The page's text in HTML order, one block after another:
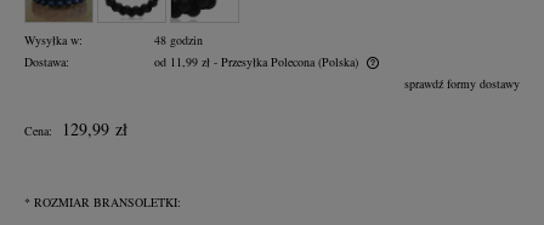
Wysyłka w:
48 godzin
Dostawa:
od 11,99 zł - Przesyłka Polecona (Polska)
sprawdź formy dostawy
Cena: 129,99 zł
* ROZMIAR BRANSOLETKI: